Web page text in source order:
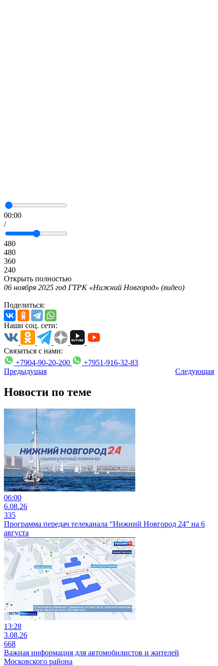
00:00
/
480
480
360
240
Открыть полностью
06 ноября 2025 год ГТРК «Нижний Новгород» (видео)
Поделиться:
Наши соц. сети:
Связаться с нами:
+7904-90-20-200
+7951-916-32-83
Предыдущая
Следующая
Новости по теме
06:00
6.08.26
335
Программа передач телеканала “Нижний Новгород 24” на 6
августа
13:28
3.08.26
668
Важная информация для автомобилистов и жителей
Московского района